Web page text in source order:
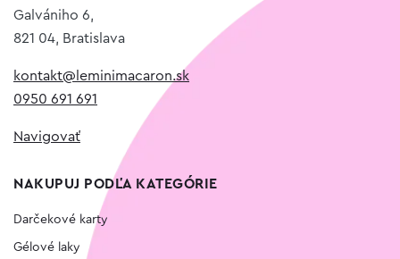
Galvániho 6,
821 04, Bratislava
kontakt@leminimacaron.sk
0950 691 691
Navigovať
NAKUPUJ PODĽA KATEGÓRIE
Darčekové karty
Gélové laky